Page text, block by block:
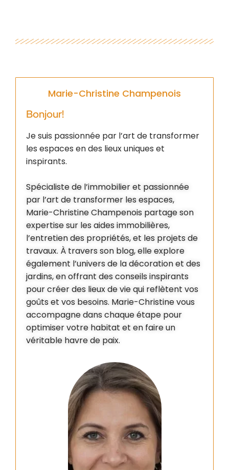
Marie-Christine Champenois
Bonjour!
Je suis passionnée par l’art de transformer
les espaces en des lieux uniques et
inspirants.
Spécialiste de l’immobilier et passionnée
par l’art de transformer les espaces,
Marie-Christine Champenois partage son
expertise sur les aides immobilières,
l’entretien des propriétés, et les projets de
travaux. À travers son blog, elle explore
également l’univers de la décoration et des
jardins, en offrant des conseils inspirants
pour créer des lieux de vie qui reflètent vos
goûts et vos besoins. Marie-Christine vous
accompagne dans chaque étape pour
optimiser votre habitat et en faire un
véritable havre de paix.